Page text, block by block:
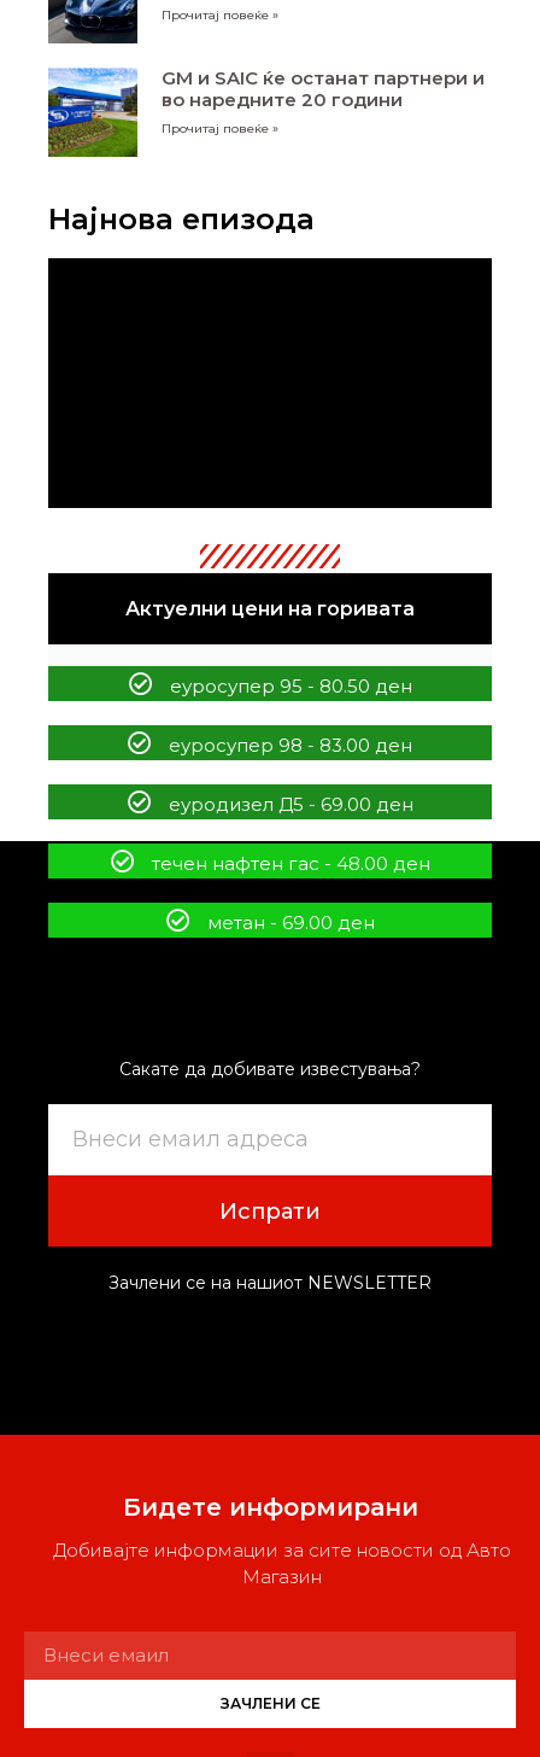
Прочитај повеќе »
GM и SAIC ќе останат партнери и
во наредните 20 години
Прочитај повеќе »
Најнова епизода
Актуелни цени на горивата
еуросупер 95 - 80.50 ден
еуросупер 98 - 83.00 ден
еуродизел Д5 - 69.00 ден
течен нафтен гас - 48.00 ден
метан - 69.00 ден
Сакате да добивате известувања?
Испрати
Зачлени се на нашиот NEWSLETTER
Бидете информирани
Добивајте информации за сите новости од Авто
Магазин
ЗАЧЛЕНИ СЕ